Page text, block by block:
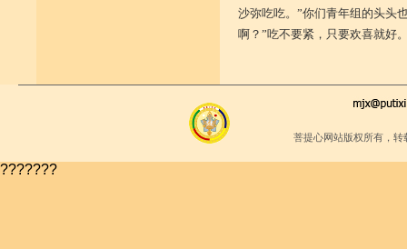
沙弥吃吃。”你们青年组的头头
啊？”吃不要紧，只要欢喜就好
菩提心网站版权所有，
???????